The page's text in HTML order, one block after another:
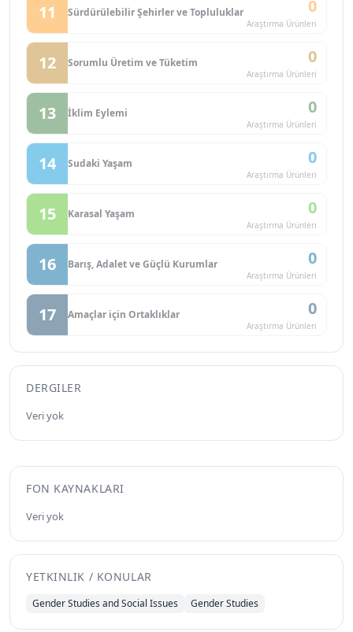
11 Sürdürülebilir Şehirler ve Topluluklar 0
Araştırma Ürünleri
12 Sorumlu Üretim ve Tüketim 0
Araştırma Ürünleri
13 İklim Eylemi 0
Araştırma Ürünleri
14 Sudaki Yaşam 0
Araştırma Ürünleri
15 Karasal Yaşam 0
Araştırma Ürünleri
16 Barış, Adalet ve Güçlü Kurumlar 0
Araştırma Ürünleri
17 Amaçlar için Ortaklıklar 0
Araştırma Ürünleri
DERGILER
Veri yok
FON KAYNAKLARI
Veri yok
YETKINLIK / KONULAR
Gender Studies and Social Issues Gender Studies